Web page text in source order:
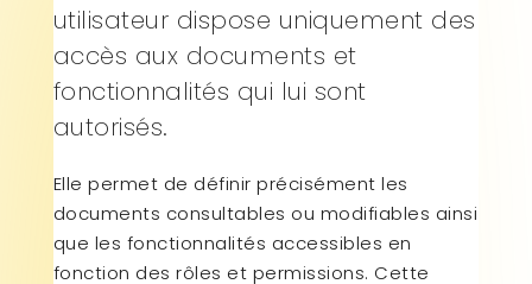
utilisateur dispose uniquement des
accès aux documents et
fonctionnalités qui lui sont
autorisés.
Elle permet de définir précisément les
documents consultables ou modifiables ainsi
que les fonctionnalités accessibles en
fonction des rôles et permissions. Cette